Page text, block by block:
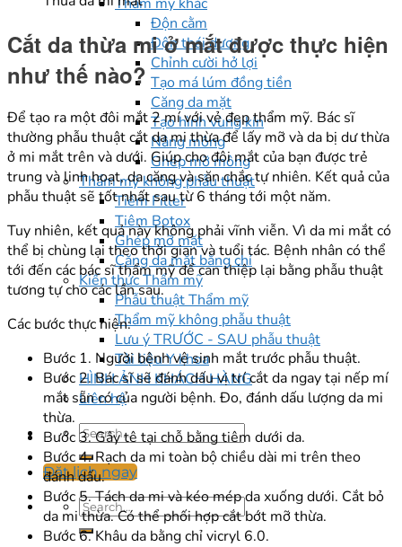
Độn cằm
Độn thái dương
Chỉnh cười hở lợi
Tạo má lúm đồng tiền
Căng da mặt
Tạo hình vùng kín
Nâng mông
Ghép mỡ mông
Thẩm mỹ không phẫu thuật
Tiêm Filler
Tiêm Botox
Ghép mỡ mặt
Căng da mặt bằng chỉ
Kiến thức Thẩm mỹ
Phẫu thuật Thẩm mỹ
Thẩm mỹ không phẫu thuật
Lưu ý TRƯỚC - SAU phẫu thuật
Tài liệu Y khoa
HÌNH ẢNH KHÁCH HÀNG
Liên hệ
Đặt lịch ngay
Cắt da thừa mi ở mắt được thực hiện
như thế nào?
Để tạo ra một đôi mắt 2 mí với vẻ đẹp thẩm mỹ. Bác sĩ
thường phẫu thuật cắt da mi thừa để lấy mỡ và da bị dư thừa
ở mi mắt trên và dưới. Giúp cho đôi mắt của bạn được trẻ
trung và linh hoạt, da căng và săn chắc tự nhiên. Kết quả của
phẫu thuật sẽ tốt nhất sau từ 6 tháng tới một năm.
Tuy nhiên, kết quả này không phải vĩnh viễn. Vì da mi mắt có
thể bị chùng lại theo thời gian và tuổi tác. Bệnh nhân có thể
tới đến các bác sĩ thẩm mỹ để can thiệp lại bằng phẫu thuật
tương tự cho các lần sau.
Các bước thực hiện:
Bước 1. Người bệnh vệ sinh mắt trước phẫu thuật.
Bước 2. Bác sĩ sẽ đánh dấu vị trí cắt da ngay tại nếp mí
mắt sẵn có của người bệnh. Đo, đánh dấu lượng da mi
thừa.
Bước 3. Gây tê tại chỗ bằng tiêm dưới da.
Bước 4. Rạch da mi toàn bộ chiều dài mi trên theo
đánh dấu.
Bước 5. Tách da mi và kéo mép da xuống dưới. Cắt bỏ
da mi thừa. Có thể phối hợp cắt bớt mỡ thừa.
Bước 6. Khâu da bằng chỉ vicryl 6.0.